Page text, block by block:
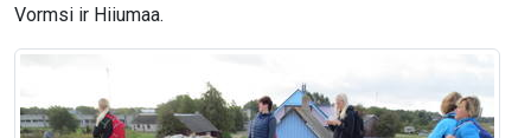
Vormsi ir Hiiumaa.